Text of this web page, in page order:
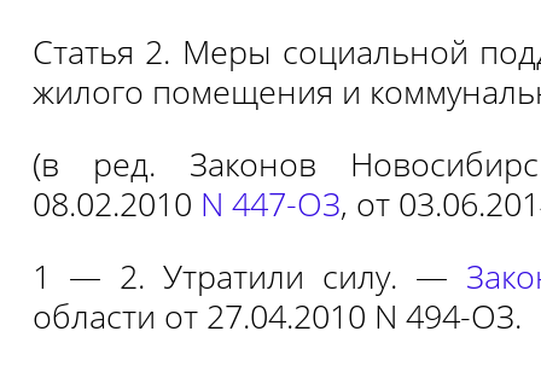
Статья 2. Меры социальной
жилого помещения и
(в ред. Законов
08.02.2010 N 447-ОЗ, от
1 — 2. Утратили силу. —
области от 27.04.2010 N 494-ОЗ.